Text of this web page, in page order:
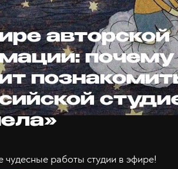
авторской
почему
чудесные работы студии в эфире!